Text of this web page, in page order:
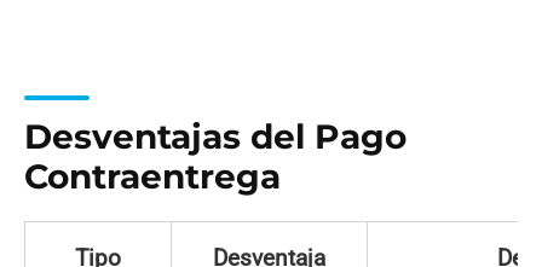
Desventajas del Pago
Contraentrega
Tipo Desventaja